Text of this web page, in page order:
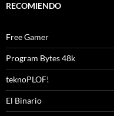
RECOMIENDO
Free Gamer
Program Bytes 48k
teknoPLOF!
El Binario